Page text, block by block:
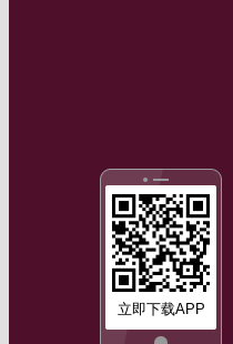
立即下载APP